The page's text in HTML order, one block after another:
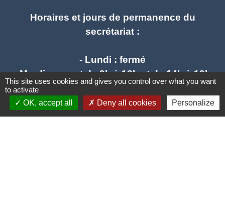
Horaires et jours de permanence du
secrétariat :
- Lundi : fermé
- Mardi : ouvert de 9h à 12h et de 14h à 19h
- Mercredi : ouvert de 9h à 12h - fermé l'après
midi
- Jeudi : ouvert de 9h à 12h et de 14h à 17h
This site uses cookies and gives you control over what you want
to activate
OK, accept all
Deny all cookies Personalize